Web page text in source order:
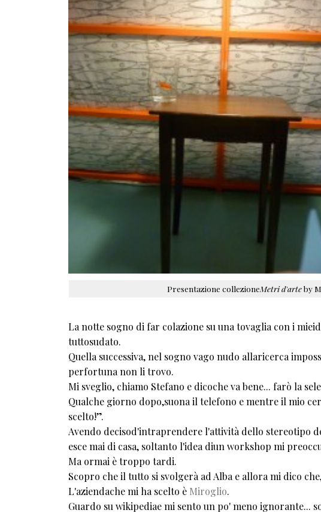
Presentazione collezioneMetri d'arteby
La notte sogno di far colazione su una tovaglia con i
tuttosudato.
Quella successiva, nel sogno vago nudo allaricerca
perfortuna non li trovo.
Mi sveglio, chiamo Stefano e dicoche va bene... farò la
Qualche giorno dopo,suona il telefono e mentre il mio
scelto!”.
Avendo decisod'intraprendere l'attività dello stereotipo
esce mai di casa, soltanto l'idea diun workshop mi
Ma ormai è troppo tardi.
Scopro che il tutto si svolgerà ad Alba e allora mi dico
L'aziendache mi ha scelto è Miroglio.
Guardo su wikipediae mi sento un po' meno ignorante...